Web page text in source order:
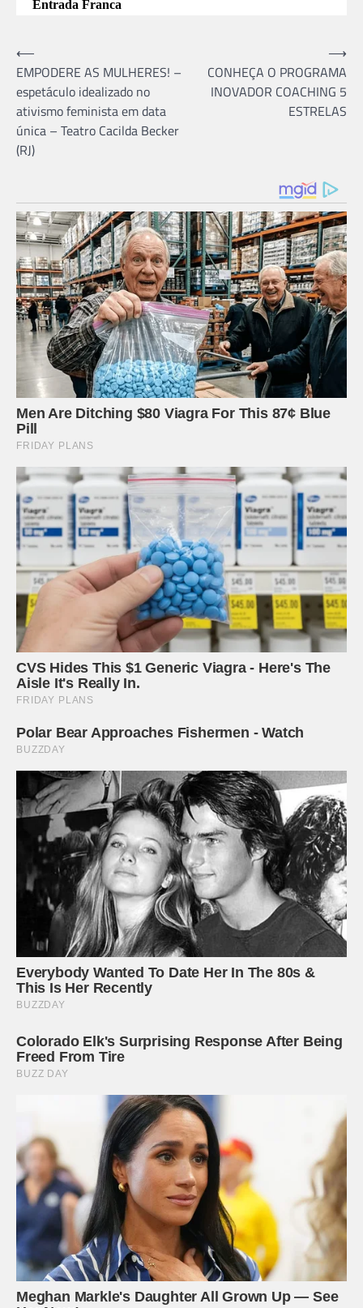
Entrada Franca
Navegação
de
Post
⟵
EMPODERE AS MULHERES! –
espetáculo idealizado no
ativismo feminista em data
única – Teatro Cacilda Becker
(RJ)
CONHEÇA O PROGRAMA
INOVADOR COACHING 5
ESTRELAS
⟶